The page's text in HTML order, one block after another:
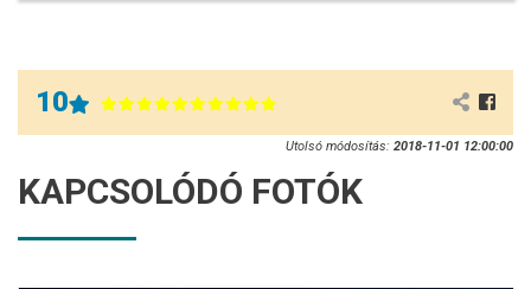
10
Utolsó módosítás: 2018-11-01 12:00:00
KAPCSOLÓDÓ FOTÓK